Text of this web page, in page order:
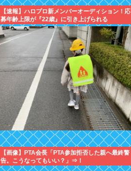
【速報】ハロプロ新メンバーオーディション！応
募年齢上限が『22歳』に引き上げられる
【画像】PTA会長「PTA参加拒否した親へ最終警
告。こうなってもいい？」⇒！